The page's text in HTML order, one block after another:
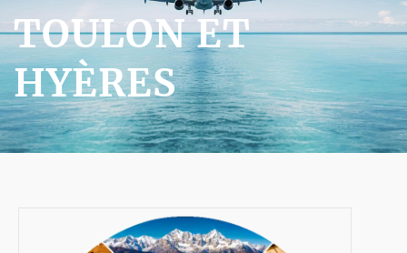
TOULON ET
HYÈRES